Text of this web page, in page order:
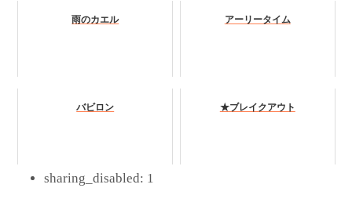
雨のカエル アーリータイム
バビロン ★ブレイクアウト
sharing_disabled: 1